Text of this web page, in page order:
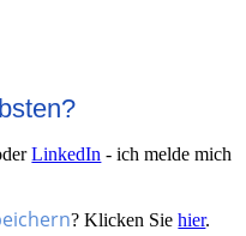
LinkedIn - ich melde mich
? Klicken Siehier.